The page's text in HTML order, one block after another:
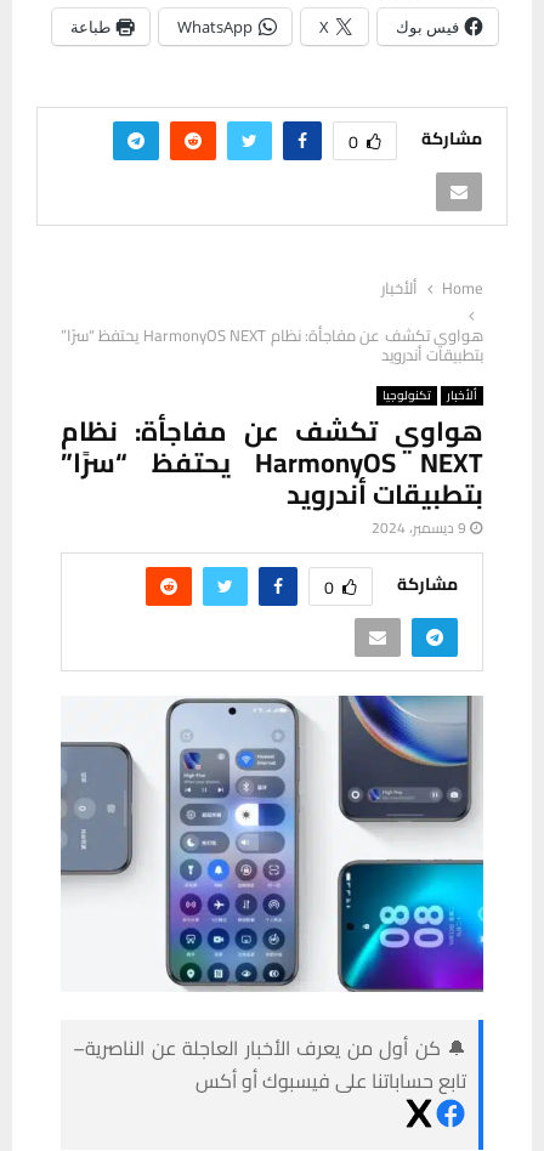
فيس بوك X
WhatsApp طباعة
مشاركة 0
Home
ألأخبار
هواوي تكشف عن مفاجأة: نظام HarmonyOS NEXT يحتفظ “سرًا”
بتطبيقات أندرويد
ألأخبار تكنولوجيا
هواوي تكشف عن مفاجأة: نظام
HarmonyOS NEXT يحتفظ “سرًا”
بتطبيقات أندرويد
9 ديسمبر، 2024
مشاركة 0
🔔 كن أول من يعرف الأخبار العاجلة عن الناصرية–
تابع حساباتنا على فيسبوك أو أكس